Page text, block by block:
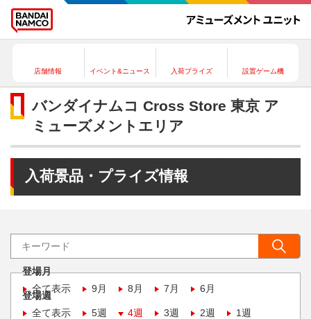
店舗情報 イベント&ニュース 入荷プライズ 設置ゲーム機
バンダイナムコ Cross Store 東京 ア
ミューズメントエリア
入荷景品・プライズ情報
登場月
全て表示
9月 8月 7月 6月
登場週
全て表示
5週 4週 3週 2週 1週